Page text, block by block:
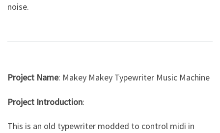
noise.
Project Name: Makey Makey Typewriter Music Machine
Project Introduction:
This is an old typewriter modded to control midi in